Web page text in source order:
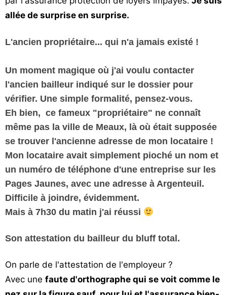
allée de surprise en surprise.
L'ancien propriétaire... qui n'a jamais existé !
Un moment magique où j'ai voulu contacter
l'ancien bailleur indiqué sur le dossier pour
vérifier. Une simple formalité, pensez-vous.
Eh bien, ce fameux "propriétaire" ne connaît
même pas la ville de Meaux, là où était supposée
se trouver l'ancienne adresse de mon locataire !
Mon locataire avait simplement pioché un nom et
un numéro de téléphone d'une entreprise sur les
Pages Jaunes, avec une adresse à Argenteuil.
Difficile à joindre, évidemment.
Mais à 7h30 du matin j'ai réussi
Son attestation du bailleur du bluff total.
On parle de l'attestation de l'employeur ?
Avec une faute d'orthographe qui se voit comme le